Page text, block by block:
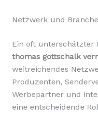
Netzwerk und
Ein oft unterschätzter
thomas gottschalk
weitreichendes
Produzenten,
Werbepartner und
eine entscheidende